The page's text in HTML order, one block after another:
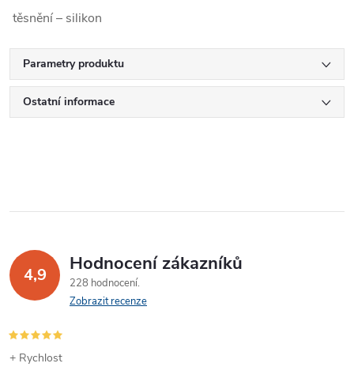
těsnění – silikon
Parametry produktu
Ostatní informace
4,9 Hodnocení zákazníků
228 hodnocení
Zobrazit recenze
+ Rychlost